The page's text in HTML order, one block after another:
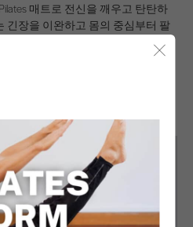
매트로 전신을 깨우고 탄탄하
긴장을 이완하고 몸의 중심부터 팔
된 5가지 무기구 운동을 진행합니
하세요.